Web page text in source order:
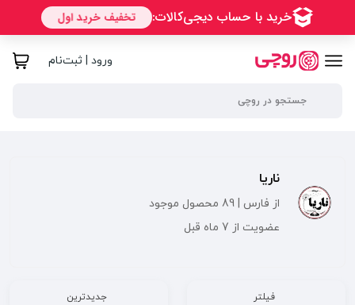
ورود | ثبت‌نام
ناریا
از فارس | 89 محصول موجود
عضویت از 7 ماه قبل
فیلتر جدیدترین